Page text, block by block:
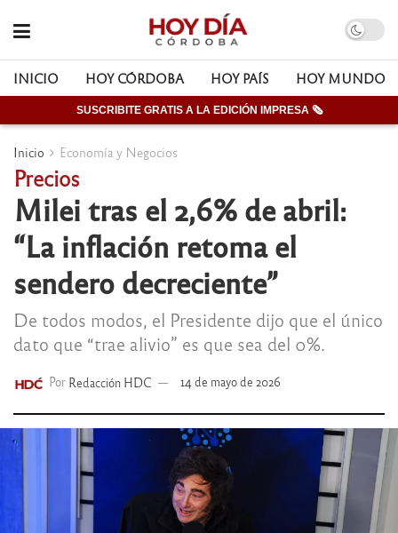
INICIO HOY CÓRDOBA HOY PAÍS HOY MUNDO
SUSCRIBITE GRATIS A LA EDICIÓN IMPRESA 🗞
Inicio Economía y Negocios
Precios
Milei tras el 2,6% de abril:
“La inflación retoma el
sendero decreciente”
De todos modos, el Presidente dijo que el único
dato que “trae alivio” es que sea del 0%.
Por Redacción HDC 14 de mayo de 2026